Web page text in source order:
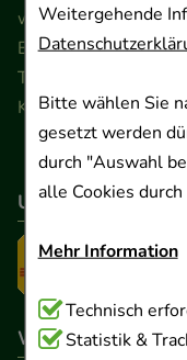
Weitergehende
Bitte wählen Sie
gesetzt werden
durch "Auswahl
alle Cookies
Mehr Information
Technisch
Cookies, die für
Technisch
Statistik &
www.ApoSalis.de·
Ernst-August-Platz 2
Telefon 0511 89 71
Kontaktformular
Unser
Wir sind hier